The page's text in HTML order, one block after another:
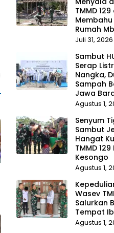
TMMD
Rumah
Juli 31, 2026
Sambut
Serap
Nangka,
Sampah
Jawa
Agustus 1,
Senyum
Sambut
Hangat
TMMD
Kesongo
Agustus 1,
Wasev
Salurkan
Tempat
Agustus 1,